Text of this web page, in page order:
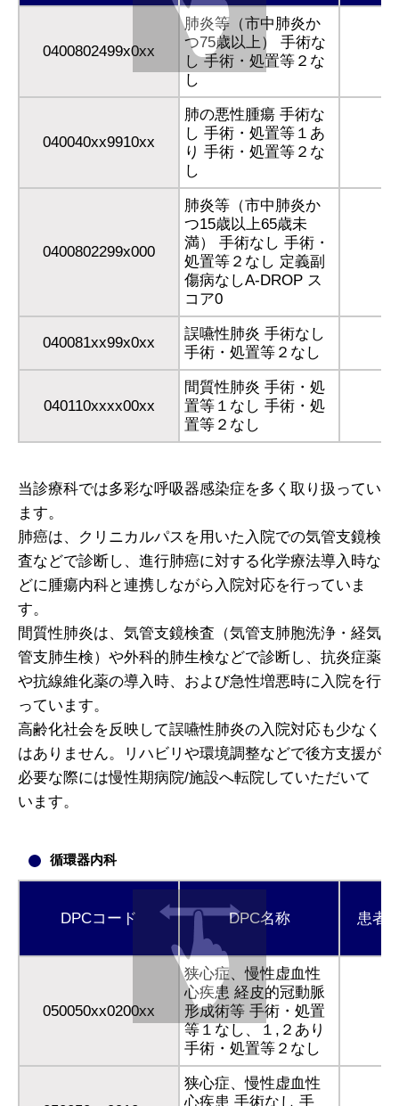
0400802499x0xx
肺炎等（市中肺炎か
つ75歳以上） 手術な
し 手術・処置等２な
し
040040xx9910xx
肺の悪性腫瘍 手術な
し 手術・処置等１あ
り 手術・処置等２な
し
0400802299x000
肺炎等（市中肺炎か
つ15歳以上65歳未
満） 手術なし 手術・
処置等２なし 定義副
傷病なしA-DROP ス
コア0
040081xx99x0xx
誤嚥性肺炎 手術なし
手術・処置等２なし
040110xxxx00xx
間質性肺炎 手術・処
置等１なし 手術・処
置等２なし
当診療科では多彩な呼吸器感染症を多く取り扱ってい
ます。
肺癌は、クリニカルパスを用いた入院での気管支鏡検
査などで診断し、進行肺癌に対する化学療法導入時な
どに腫瘍内科と連携しながら入院対応を行っていま
す。
間質性肺炎は、気管支鏡検査（気管支肺胞洗浄・経気
管支肺生検）や外科的肺生検などで診断し、抗炎症薬
や抗線維化薬の導入時、および急性増悪時に入院を行
っています。
高齢化社会を反映して誤嚥性肺炎の入院対応も少なく
はありません。リハビリや環境調整などで後方支援が
必要な際には慢性期病院/施設へ転院していただいて
います。
循環器内科
DPCコード DPC名称 患者
050050xx0200xx
狭心症、慢性虚血性
心疾患 経皮的冠動脈
形成術等 手術・処置
等１なし、１,２あり
手術・処置等２なし
狭心症、慢性虚血性
心疾患 手術なし 手